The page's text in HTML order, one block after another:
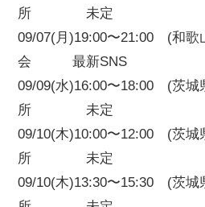
所 未定
09/07(月)19:00〜21:00 (和歌
会 最新SNS
09/09(水)16:00〜18:00 (茨城
所 未定
09/10(木)10:00〜12:00 (茨城
所 未定
09/10(木)13:30〜15:30 (茨城